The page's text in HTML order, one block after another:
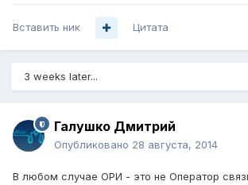
Вставить ник Цитата
3 weeks later...
Галушко Дмитрий
Опубликовано 28 августа, 2014
В любом случае ОРИ - это не Оператор